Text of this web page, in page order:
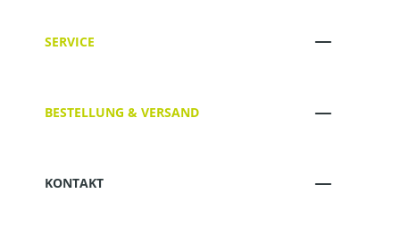
SERVICE
BESTELLUNG & VERSAND
KONTAKT